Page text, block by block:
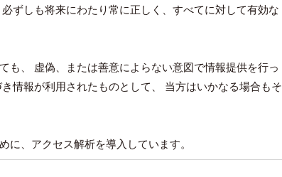
ずしも将来にわたり常に正しく、すべてに対して有効な
も、 虚偽、または善意によらない意図で情報提供を行っ
情報が利用されたものとして、 当方はいかなる場合もそ
、アクセス解析を導入しています。